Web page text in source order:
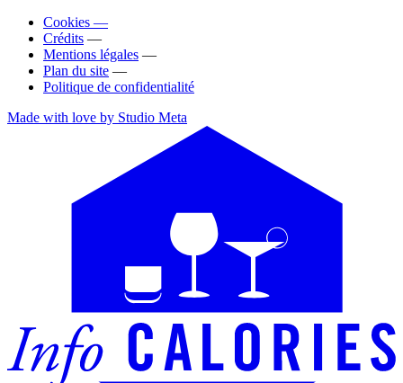
Cookies —
Crédits —
Mentions légales —
Plan du site —
Politique de confidentialité
Made with love by Studio Meta